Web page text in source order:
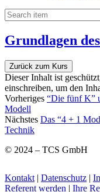
Grundlagen
Zurück zum Kurs
Dieser Inhalt ist
einschreiben, um den
Vorheriges “Die fünf K”
Modell
Nächstes Das “4 + 1
Technik
© 2024 – TCS GmbH
Kontakt | Datenschutz |
Referent werden | Ihre